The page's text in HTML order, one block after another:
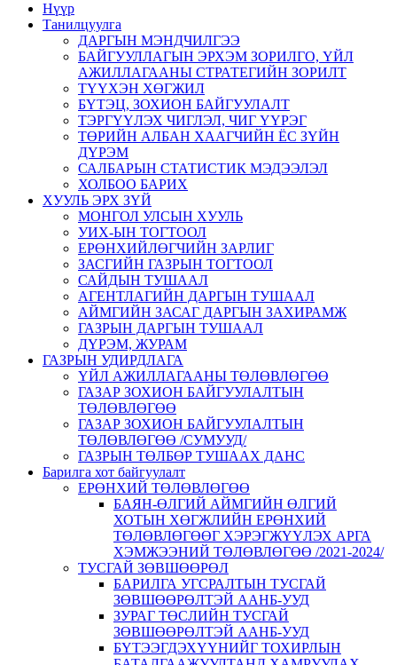
Нүүр
Танилцуулга
ДАРГЫН МЭНДЧИЛГЭЭ
БАЙГУУЛЛАГЫН ЭРХЭМ ЗОРИЛГО, ҮЙЛ
АЖИЛЛАГААНЫ СТРАТЕГИЙН ЗОРИЛТ
ТҮҮХЭН ХӨГЖИЛ
БҮТЭЦ, ЗОХИОН БАЙГУУЛАЛТ
ТЭРГҮҮЛЭХ ЧИГЛЭЛ, ЧИГ ҮҮРЭГ
ТӨРИЙН АЛБАН ХААГЧИЙН ЁС ЗҮЙН
ДҮРЭМ
САЛБАРЫН СТАТИСТИК МЭДЭЭЛЭЛ
ХОЛБОО БАРИХ
ХУУЛЬ ЭРХ ЗҮЙ
МОНГОЛ УЛСЫН ХУУЛЬ
УИХ-ЫН ТОГТООЛ
ЕРӨНХИЙЛӨГЧИЙН ЗАРЛИГ
ЗАСГИЙН ГАЗРЫН ТОГТООЛ
САЙДЫН ТУШААЛ
АГЕНТЛАГИЙН ДАРГЫН ТУШААЛ
АЙМГИЙН ЗАСАГ ДАРГЫН ЗАХИРАМЖ
ГАЗРЫН ДАРГЫН ТУШААЛ
ДҮРЭМ, ЖУРАМ
ГАЗРЫН УДИРДЛАГА
ҮЙЛ АЖИЛЛАГААНЫ ТӨЛӨВЛӨГӨӨ
ГАЗАР ЗОХИОН БАЙГУУЛАЛТЫН
ТӨЛӨВЛӨГӨӨ
ГАЗАР ЗОХИОН БАЙГУУЛАЛТЫН
ТӨЛӨВЛӨГӨӨ /СУМУУД/
ГАЗРЫН ТӨЛБӨР ТУШААХ ДАНС
Барилга хот байгуулалт
ЕРӨНХИЙ ТӨЛӨВЛӨГӨӨ
БАЯН-ӨЛГИЙ АЙМГИЙН ӨЛГИЙ
ХОТЫН ХӨГЖЛИЙН ЕРӨНХИЙ
ТӨЛӨВЛӨГӨӨГ ХЭРЭГЖҮҮЛЭХ АРГА
ХЭМЖЭЭНИЙ ТӨЛӨВЛӨГӨӨ /2021-2024/
ТУСГАЙ ЗӨВШӨӨРӨЛ
БАРИЛГА УГСРАЛТЫН ТУСГАЙ
ЗӨВШӨӨРӨЛТЭЙ ААНБ-УУД
ЗУРАГ ТӨСЛИЙН ТУСГАЙ
ЗӨВШӨӨРӨЛТЭЙ ААНБ-УУД
БҮТЭЭГДЭХҮҮНИЙГ ТОХИРЛЫН